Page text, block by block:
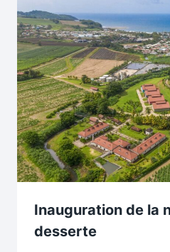
Inauguration de la
desserte